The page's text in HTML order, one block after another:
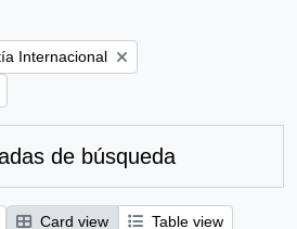
filter:
Internacional
de búsqueda
Card view
Table view